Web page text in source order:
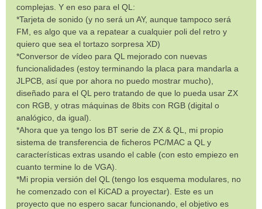
complejas. Y en eso para el QL:
*Tarjeta de sonido (y no será un AY, aunque tampoco será
FM, es algo que va a repatear a cualquier poli del retro y
quiero que sea el tortazo sorpresa XD)
*Conversor de vídeo para QL mejorado con nuevas
funcionalidades (estoy terminando la placa para mandarla a
JLPCB, así que por ahora no puedo mostrar mucho),
diseñado para el QL pero tratando de que lo pueda usar ZX
con RGB, y otras máquinas de 8bits con RGB (digital o
analógico, da igual).
*Ahora que ya tengo los BT serie de ZX & QL, mi propio
sistema de transferencia de ficheros PC/MAC a QL y
características extras usando el cable (con esto empiezo en
cuanto termine lo de VGA).
*Mi propia versión del QL (tengo los esquema modulares, no
he comenzado con el KiCAD a proyectar). Este es un
proyecto que no espero sacar funcionando, el objetivo es